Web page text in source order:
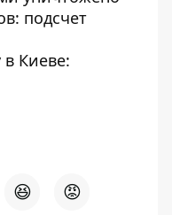
подсчет
Киеве:
😆 😡